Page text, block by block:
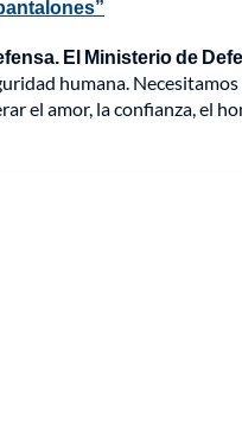
El Ministerio de
humana. Necesitamos
el amor, la confianza, el